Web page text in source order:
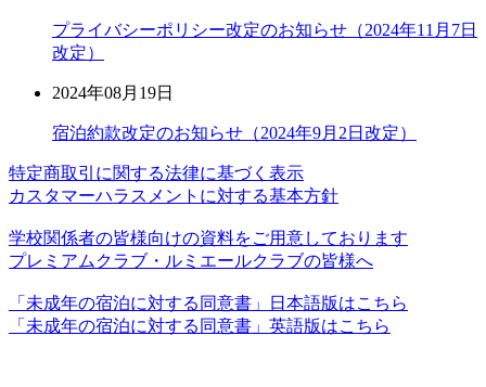
プライバシーポリシー改定のお知らせ（2024年11月7日
改定）
2024年08月19日
宿泊約款改定のお知らせ（2024年9月2日改定）
特定商取引に関する法律に基づく表示
カスタマーハラスメントに対する基本方針
学校関係者の皆様向けの資料をご用意しております
プレミアムクラブ・ルミエールクラブの皆様へ
「未成年の宿泊に対する同意書」日本語版はこちら
「未成年の宿泊に対する同意書」英語版はこちら